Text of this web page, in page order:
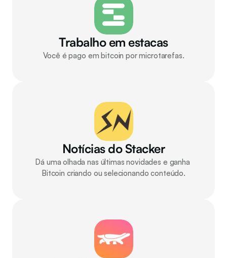
Trabalho em estacas
Você é pago em bitcoin por microtarefas.
Notícias do Stacker
Dá uma olhada nas últimas novidades e ganha
Bitcoin criando ou selecionando conteúdo.